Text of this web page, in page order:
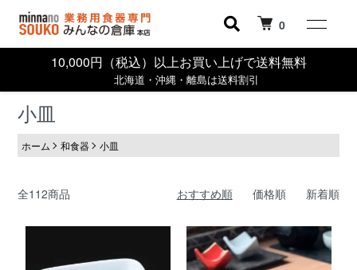
0
10,000円（税込）以上お買い上げで送料無料
北海道・沖縄・離島は送料割引
小皿
ホーム 和食器 小皿
全112商品 おすすめ順 価格順 新着順